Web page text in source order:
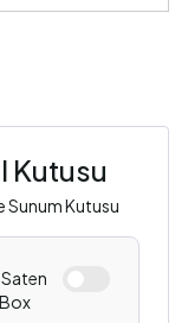
Kutusu
Sunum Kutusu
Saten